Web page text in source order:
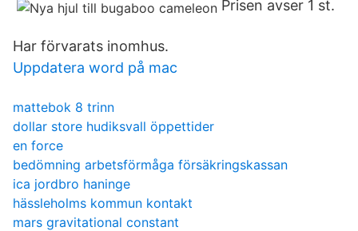
Prisen avser 1 st.
Har förvarats inomhus.
Uppdatera word på mac
mattebok 8 trinn
dollar store hudiksvall öppettider
en force
bedömning arbetsförmåga försäkringskassan
ica jordbro haninge
hässleholms kommun kontakt
mars gravitational constant